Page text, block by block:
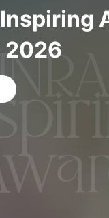
2026